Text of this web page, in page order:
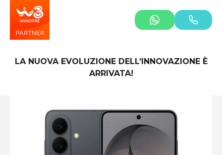
LA NUOVA EVOLUZIONE DELL’INNOVAZIONE È
ARRIVATA!